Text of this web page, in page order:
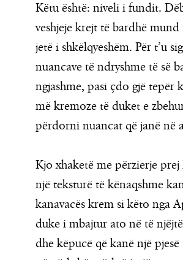
Këtu është: niveli i fundit.
veshjeje krejt të bardhë
jetë i shkëlqyeshëm. Për t’u
nuancave të ndryshme të së
ngjashme, pasi çdo gjë tepër
më kremoze të duket e
përdorni nuancat që janë në
Kjo xhaketë me përzierje
një teksturë të kënaqshme
kanavacës krem si këto nga
duke i mbajtur ato në të
dhe këpucë që kanë një